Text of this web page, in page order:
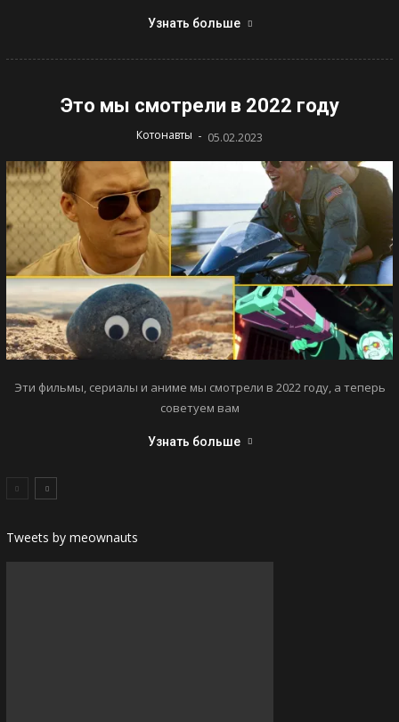
Узнать больше
Это мы смотрели в 2022 году
Котонавты - 05.02.2023
Эти фильмы, сериалы и аниме мы смотрели в 2022 году, а теперь
советуем вам
Узнать больше
Tweets by meownauts